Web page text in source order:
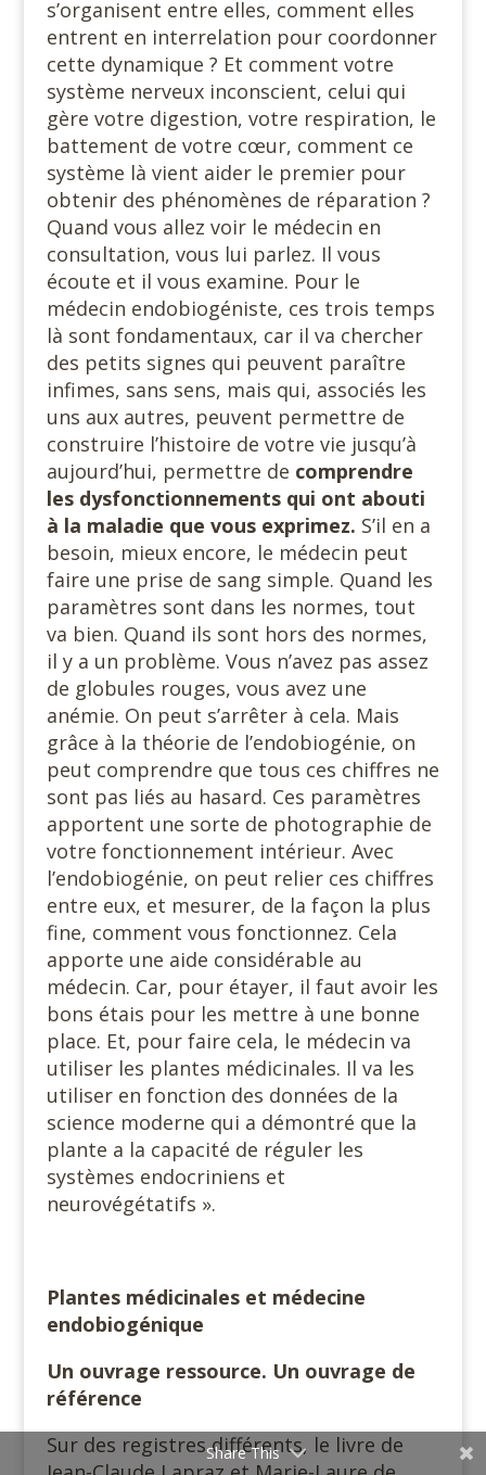
s’organisent entre elles, comment elles
entrent en interrelation pour coordonner
cette dynamique ? Et comment votre
système nerveux inconscient, celui qui
gère votre digestion, votre respiration, le
battement de votre cœur, comment ce
système là vient aider le premier pour
obtenir des phénomènes de réparation ?
Quand vous allez voir le médecin en
consultation, vous lui parlez. Il vous
écoute et il vous examine. Pour le
médecin endobiogéniste, ces trois temps
là sont fondamentaux, car il va chercher
des petits signes qui peuvent paraître
infimes, sans sens, mais qui, associés les
uns aux autres, peuvent permettre de
construire l’histoire de votre vie jusqu’à
aujourd’hui, permettre de comprendre
les dysfonctionnements qui ont abouti
à la maladie que vous exprimez. S’il en a
besoin, mieux encore, le médecin peut
faire une prise de sang simple. Quand les
paramètres sont dans les normes, tout
va bien. Quand ils sont hors des normes,
il y a un problème. Vous n’avez pas assez
de globules rouges, vous avez une
anémie. On peut s’arrêter à cela. Mais
grâce à la théorie de l’endobiogénie, on
peut comprendre que tous ces chiffres ne
sont pas liés au hasard. Ces paramètres
apportent une sorte de photographie de
votre fonctionnement intérieur. Avec
l’endobiogénie, on peut relier ces chiffres
entre eux, et mesurer, de la façon la plus
fine, comment vous fonctionnez. Cela
apporte une aide considérable au
médecin. Car, pour étayer, il faut avoir les
bons étais pour les mettre à une bonne
place. Et, pour faire cela, le médecin va
utiliser les plantes médicinales. Il va les
utiliser en fonction des données de la
science moderne qui a démontré que la
plante a la capacité de réguler les
systèmes endocriniens et
neurovégétatifs ».
Plantes médicinales et médecine
endobiogénique
Un ouvrage ressource. Un ouvrage de
référence
Sur des registres différents, le livre de
Share This